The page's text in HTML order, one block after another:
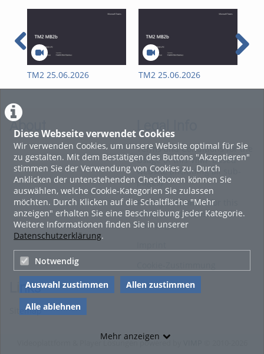
Diese Webseite verwendet Cookies
Wir verwenden Cookies, um unsere Website optimal für Sie
zu gestalten. Mit dem Bestätigen des Buttons "Akzeptieren"
stimmen Sie der Verwendung von Cookies zu. Durch
Anklicken der untenstehenden Checkboxen können Sie
auswählen, welche Cookie-Kategorien Sie zulassen
möchten. Durch Klicken auf die Schaltfläche "Mehr
anzeigen" erhalten Sie eine Beschreibung jeder Kategorie.
Weitere Informationen finden Sie in unserer
Datenschutzerklärung.
Notwendig
Auswahl zustimmen
Allen zustimmen
Alle ablehnen
Mehr anzeigen
TM2 25.06.2026 TM2 25.06.2026
About Legal Info
Terms and Conditions for the
Usage of this ViMP based
website (including all sub-
pages)
Privacy Statement for this
ViMP based Website incl.
Sub-pages
Links
Sitemap
Videoplattform & Player Lösungen powered by